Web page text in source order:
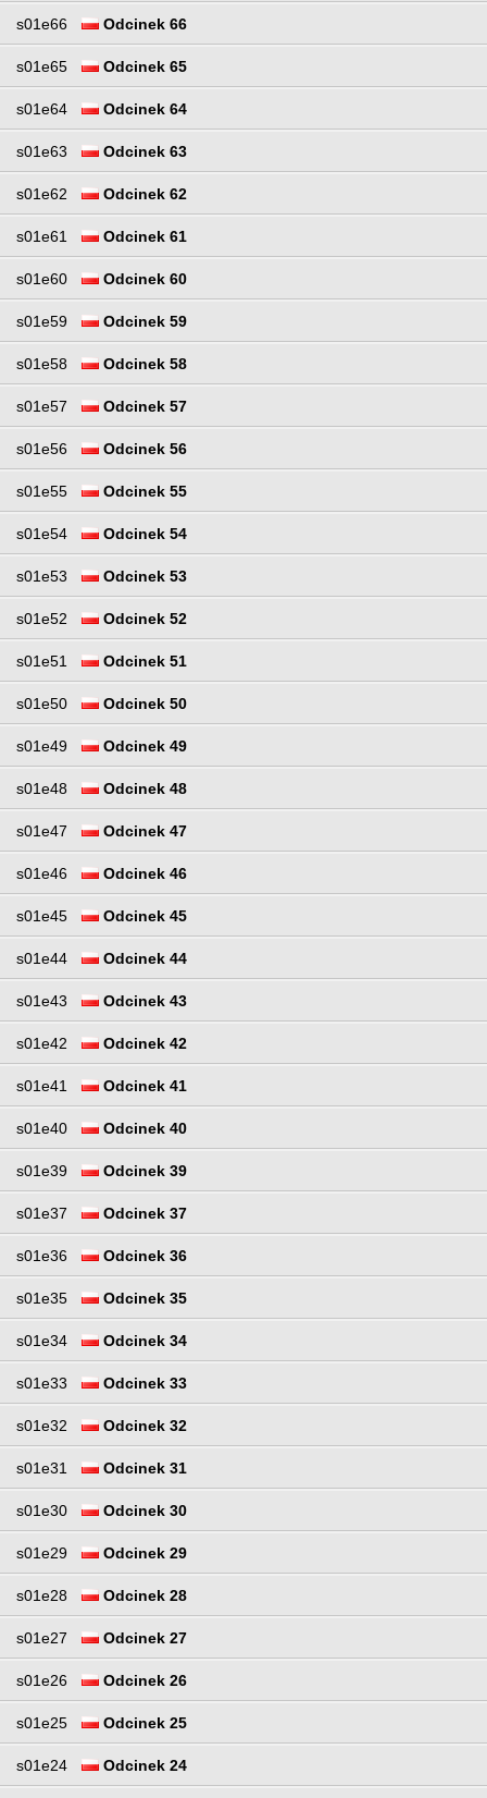
s01e66 Odcinek 66
s01e65 Odcinek 65
s01e64 Odcinek 64
s01e63 Odcinek 63
s01e62 Odcinek 62
s01e61 Odcinek 61
s01e60 Odcinek 60
s01e59 Odcinek 59
s01e58 Odcinek 58
s01e57 Odcinek 57
s01e56 Odcinek 56
s01e55 Odcinek 55
s01e54 Odcinek 54
s01e53 Odcinek 53
s01e52 Odcinek 52
s01e51 Odcinek 51
s01e50 Odcinek 50
s01e49 Odcinek 49
s01e48 Odcinek 48
s01e47 Odcinek 47
s01e46 Odcinek 46
s01e45 Odcinek 45
s01e44 Odcinek 44
s01e43 Odcinek 43
s01e42 Odcinek 42
s01e41 Odcinek 41
s01e40 Odcinek 40
s01e39 Odcinek 39
s01e37 Odcinek 37
s01e36 Odcinek 36
s01e35 Odcinek 35
s01e34 Odcinek 34
s01e33 Odcinek 33
s01e32 Odcinek 32
s01e31 Odcinek 31
s01e30 Odcinek 30
s01e29 Odcinek 29
s01e28 Odcinek 28
s01e27 Odcinek 27
s01e26 Odcinek 26
s01e25 Odcinek 25
s01e24 Odcinek 24